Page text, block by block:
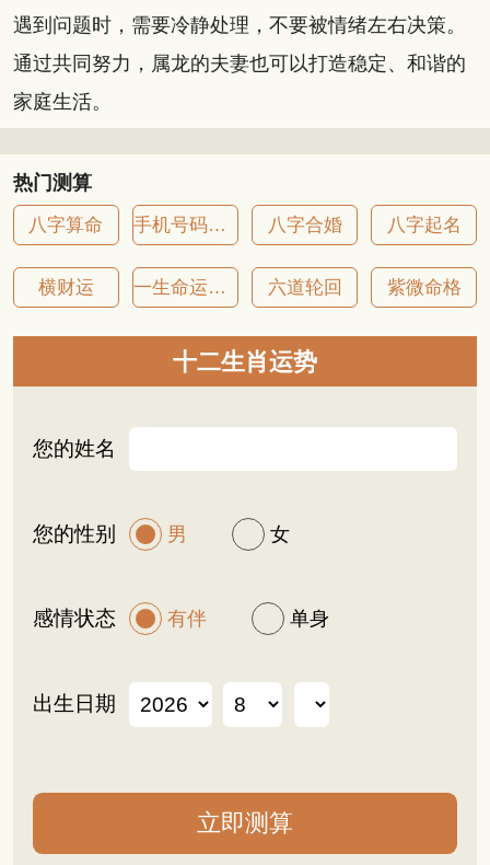
遇到问题时，需要冷静处理，不要被情绪左右决策。
通过共同努力，属龙的夫妻也可以打造稳定、和谐的
家庭生活。
热门测算
八字算命 手机号码吉凶 八字合婚 八字起名
横财运 一生命运详批 六道轮回 紫微命格
十二生肖运势
您的姓名
您的性别 男 女
感情状态 有伴 单身
出生日期